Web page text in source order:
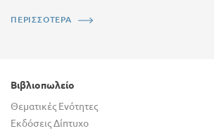
ΠΕΡΙΣΣΟΤΕΡΑ
Βιβλιοπωλείο
Θεματικές Ενότητες
Εκδόσεις Δίπτυχο